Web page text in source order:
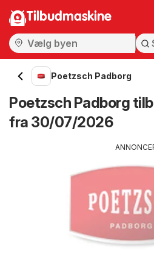
Tilbudmaskine
Poetzsch Padborg
Poetzsch Padborg
fra 30/07/2026